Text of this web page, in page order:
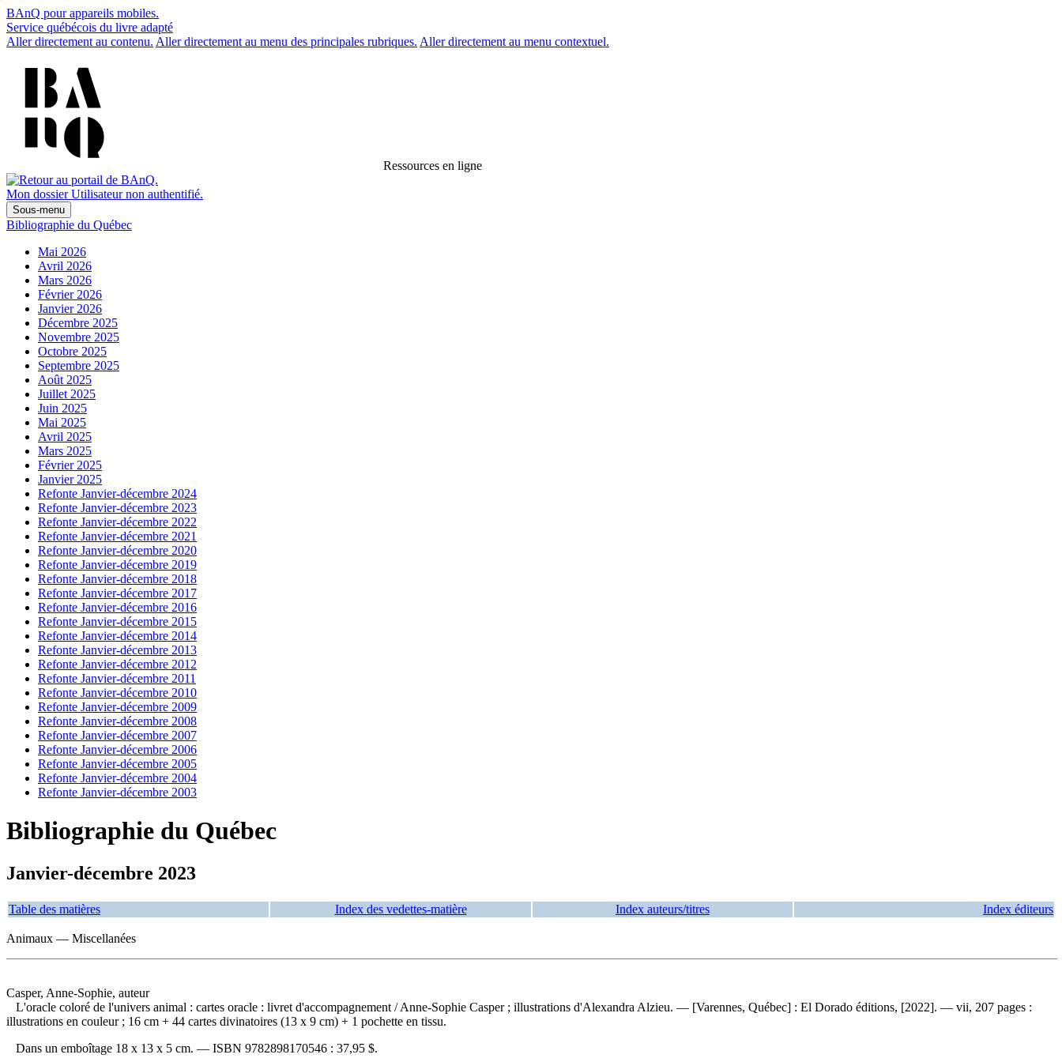
BAnQ pour appareils mobiles.
Service québécois du livre adapté
Aller directement au contenu. Aller directement au menu des principales rubriques. Aller directement au menu contextuel.
Ressources en ligne
Mon dossier Utilisateur non authentifié.
Sous-menu
Bibliographie du Québec
Mai 2026
Avril 2026
Mars 2026
Février 2026
Janvier 2026
Décembre 2025
Novembre 2025
Octobre 2025
Septembre 2025
Août 2025
Juillet 2025
Juin 2025
Mai 2025
Avril 2025
Mars 2025
Février 2025
Janvier 2025
Refonte Janvier-décembre 2024
Refonte Janvier-décembre 2023
Refonte Janvier-décembre 2022
Refonte Janvier-décembre 2021
Refonte Janvier-décembre 2020
Refonte Janvier-décembre 2019
Refonte Janvier-décembre 2018
Refonte Janvier-décembre 2017
Refonte Janvier-décembre 2016
Refonte Janvier-décembre 2015
Refonte Janvier-décembre 2014
Refonte Janvier-décembre 2013
Refonte Janvier-décembre 2012
Refonte Janvier-décembre 2011
Refonte Janvier-décembre 2010
Refonte Janvier-décembre 2009
Refonte Janvier-décembre 2008
Refonte Janvier-décembre 2007
Refonte Janvier-décembre 2006
Refonte Janvier-décembre 2005
Refonte Janvier-décembre 2004
Refonte Janvier-décembre 2003
Bibliographie du Québec
Janvier-décembre 2023
Table des matières Index des vedettes-matière Index auteurs/titres Index éditeurs
Animaux — Miscellanées
Casper, Anne-Sophie, auteur
L'oracle coloré de l'univers animal : cartes oracle : livret d'accompagnement / Anne-Sophie Casper ; illustrations d'Alexandra Alzieu. — [Varennes, Québec] : El Dorado éditions, [2022]. — vii, 207 pages :
illustrations en couleur ; 16 cm + 44 cartes divinatoires (13 x 9 cm) + 1 pochette en tissu.
Dans un emboîtage 18 x 13 x 5 cm. — ISBN 9782898170546 : 37,95 $.